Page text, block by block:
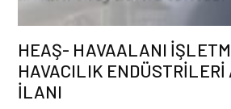
HEAŞ- HAVAALANI
HAVACILIK ENDÜSTRİLERİ
İLANI